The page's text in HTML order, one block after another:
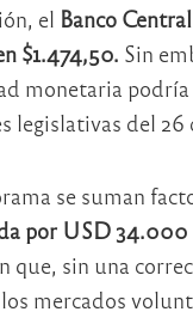
el Banco Central
$1.474,50. Sin
monetaria
legislativas del 26
se suman
por USD 34.000
que, sin una
mercados